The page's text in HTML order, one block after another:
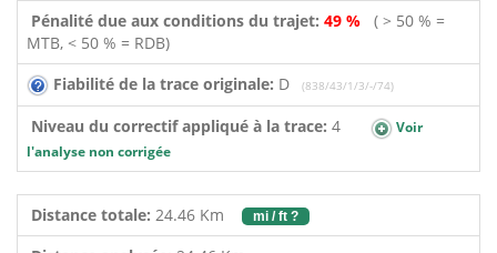
Pénalité due aux conditions du trajet: 49 % ( > 50 % =
MTB, < 50 % = RDB)
Fiabilité de la trace originale: D (838/43/1/3/-/74)
Niveau du correctif appliqué à la trace: 4
Voir
l'analyse non corrigée
Distance totale: 24.46 Km mi / ft ?